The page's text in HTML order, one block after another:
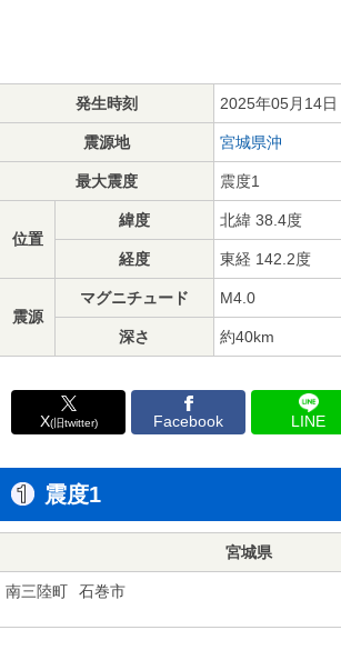
発生時刻 2025年05月14
震源地 宮城県沖
最大震度 震度1
位置
緯度 北緯 38.4度
経度 東経 142.2度
震源
マグニチュード M4.0
深さ 約40km
X(旧twitter) Facebook LINE
震度1
宮城県
南三陸町 石巻市